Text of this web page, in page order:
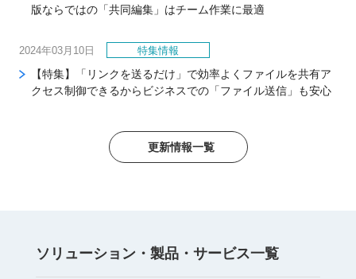
版ならではの「共同編集」はチーム作業に最適
2024年03月10日 特集情報
【特集】「リンクを送るだけ」で効率よくファイルを共有ア
クセス制御できるからビジネスでの「ファイル送信」も安心
更新情報一覧
ソリューション・製品・サービス⼀覧